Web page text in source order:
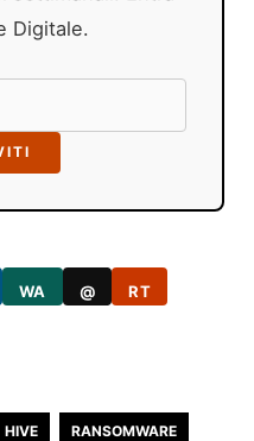
Digitale.
WA @ RT
HIVE RANSOMWARE